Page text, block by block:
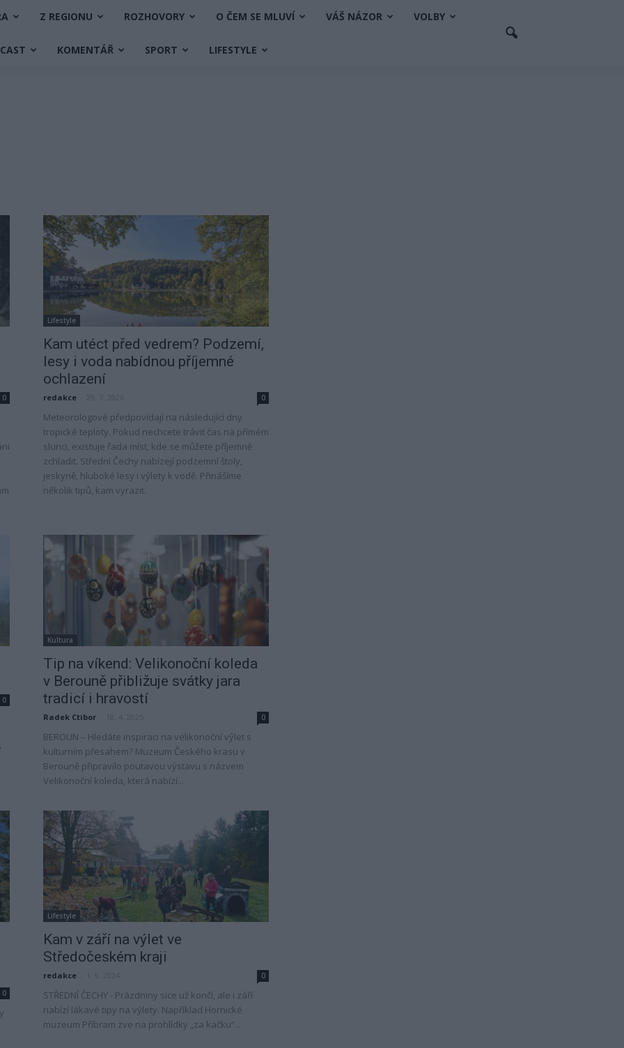
Z REGIONU ROZHOVORY O ČEM SE MLUVÍ VÁŠ NÁZOR VOLBY
KOMENTÁŘ SPORT LIFESTYLE
0
Lifestyle
Kam utéct před vedrem? Podzemí,
lesy i voda nabídnou příjemné
ochlazení
redakce 0
Meteorologové předpovídají na následující dny
tropické teploty. Pokud nechcete trávit čas na přímém
slunci, existuje řada míst, kde se můžete příjemně
zchladit. Střední Čechy nabízejí podzemní štoly,
jeskyně, hluboké lesy i výlety k vodě. Přinášíme
několik tipů, kam vyrazit.
0
Kultura
Tip na víkend: Velikonoční koleda
v Berouně přibližuje svátky jara
tradicí i hravostí
Radek Ctibor 0
BEROUN – Hledáte inspiraci na velikonoční výlet s
kulturním přesahem? Muzeum Českého krasu v
Berouně připravilo poutavou výstavu s názvem
Velikonoční koleda, která nabízí...
0
Lifestyle
Kam v září na výlet ve
Středočeském kraji
redakce 0
STŘEDNÍ ČECHY - Prázdniny sice už končí, ale i září
nabízí lákavé tipy na výlety. Například Hornické
muzeum Příbram zve na prohlídky „za kačku“...